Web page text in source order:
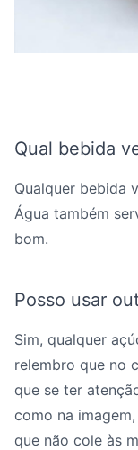
Qual bebida
Qualquer bebida
Água também
bom.
Posso usar
Sim, qualquer
relembro que no
que se ter
como na
que não cole às